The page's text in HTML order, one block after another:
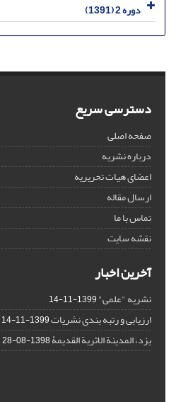
دوره 2 (1391)
دسترسی سریع
صفحه اصلی
درباره نشریه
اعضای هیات تحریریه
ارسال مقاله
تماس با ما
نقشه سایت
آخرین اخبار
نشریه "علمی"1399-11-14
ارزیابی و رتبه بندی نشریات1399-11-14
یزد، المدینة الاثریة القدیمۀ1398-08-28